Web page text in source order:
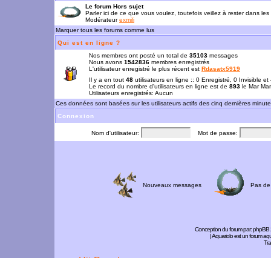
Le forum Hors sujet
Parler ici de ce que vous voulez, toutefois veillez à rester dans les
Modérateurexmili
Marquer tous les forums comme lus
Qui est en ligne ?
Nos membres ont posté un total de 35103 messages
Nous avons 1542836 membres enregistrés
L'utilisateur enregistré le plus récent est Rdasatx5919
Il y a en tout 48 utilisateurs en ligne :: 0 Enregistré, 0 Invisible
Le record du nombre d'utilisateurs en ligne est de 893 le Mar
Utilisateurs enregistrés: Aucun
Ces données sont basées sur les utilisateurs actifs des cinq dernières
Connexion
Nom d'utilisateur: Mot de passe:
Nouveaux messages Pas
Conception du forum par:phpBB
| Aquariolo est un forum